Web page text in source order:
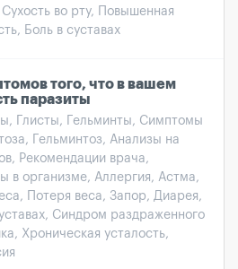
Сухость во рту, Повышенная
Боль в суставах
того, что в вашем
паразиты
Глисты, Гельминты, Симптомы
Гельминтоз, Анализы на
Рекомендации врача,
в организме, Аллергия, Астма,
Потеря веса, Запор, Диарея,
Синдром раздраженного
Хроническая усталость,